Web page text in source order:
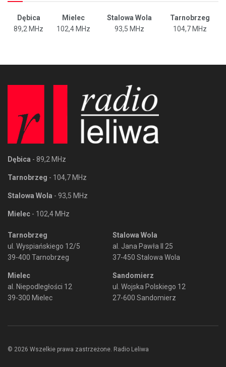
Dębica Mielec Stalowa Wola
Tarnobrzeg
89,2 MHz
102,4 MHz 93,5 MHz 104,7 MHz
Dębica - 89,2 MHz
Tarnobrzeg - 104,7 MHz
Stalowa Wola - 93,5 MHz
Mielec - 102,4 MHz
Tarnobrzeg
ul. Wyspiańskiego 12/5
39-400 Tarnobrzeg
Mielec
al. Niepodległości 12
39-300 Mielec
Stalowa Wola
al. Jana Pawła II 25
37-450 Stalowa Wola
Sandomierz
ul. Wojska Polskiego 12
27-600 Sandomierz
© 2026 Wszelkie prawa zastrzeżone. Radio Leliwa